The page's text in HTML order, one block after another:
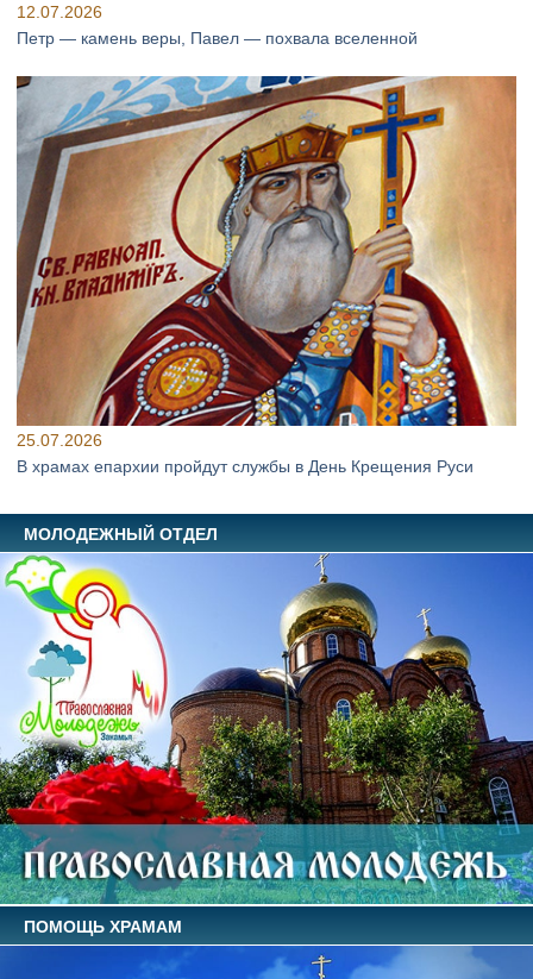
12.07.2026
Петр — камень веры, Павел — похвала вселенной
25.07.2026
В храмах епархии пройдут службы в День Крещения Руси
МОЛОДЕЖНЫЙ ОТДЕЛ
ПОМОЩЬ ХРАМАМ